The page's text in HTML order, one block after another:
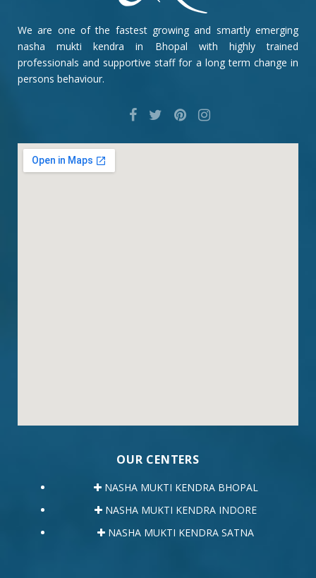
We are one of the fastest growing and smartly emerging
nasha mukti kendra in Bhopal with highly trained
professionals and supportive staff for a long term change in
persons behaviour.
OUR CENTERS
NASHA MUKTI KENDRA BHOPAL
NASHA MUKTI KENDRA INDORE
NASHA MUKTI KENDRA SATNA